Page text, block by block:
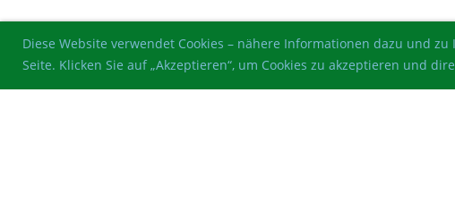
Diese Website verwendet Cookies – nähere Informationen dazu und
Seite. Klicken Sie auf „Akzeptieren“, um Cookies zu akzeptieren und